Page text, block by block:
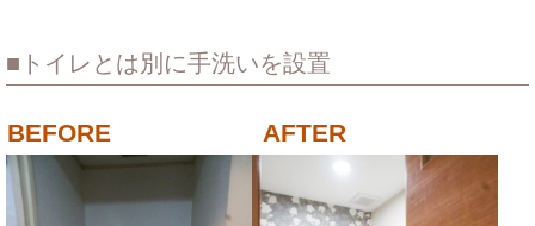
トイレとは別に手洗いを設置